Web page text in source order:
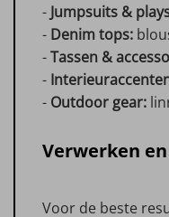
- Jumpsuits &
- Denim tops:
-Tassen &
-
- Outdoor gear:
Verwerken
Voor de beste